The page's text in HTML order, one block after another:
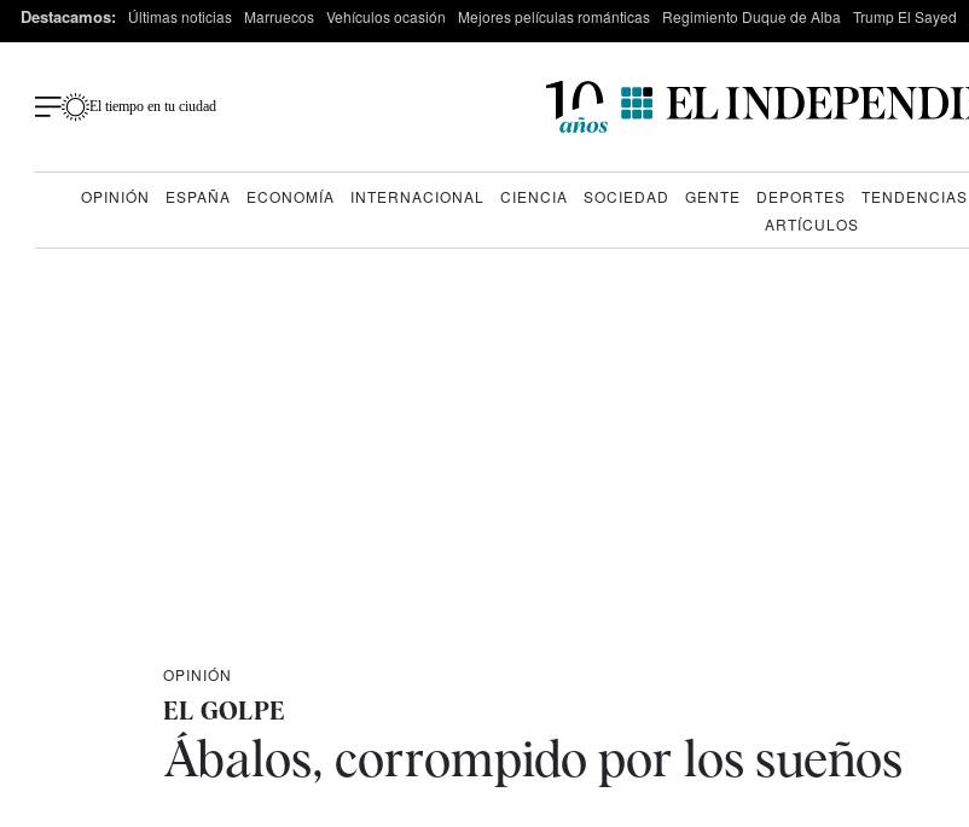
Destacamos: Últimas noticias Marruecos Vehículos ocasión Mejores películas románticas Regimiento Duque de Alba Trump El Sayed
El tiempo en tu ciudad
OPINIÓN ESPAÑA ECONOMÍA INTERNACIONAL CIENCIA SOCIEDAD GENTE DEPORTES TENDENCIAS
ARTÍCULOS
OPINIÓN
EL GOLPE
Ábalos, corrompido por los sueños